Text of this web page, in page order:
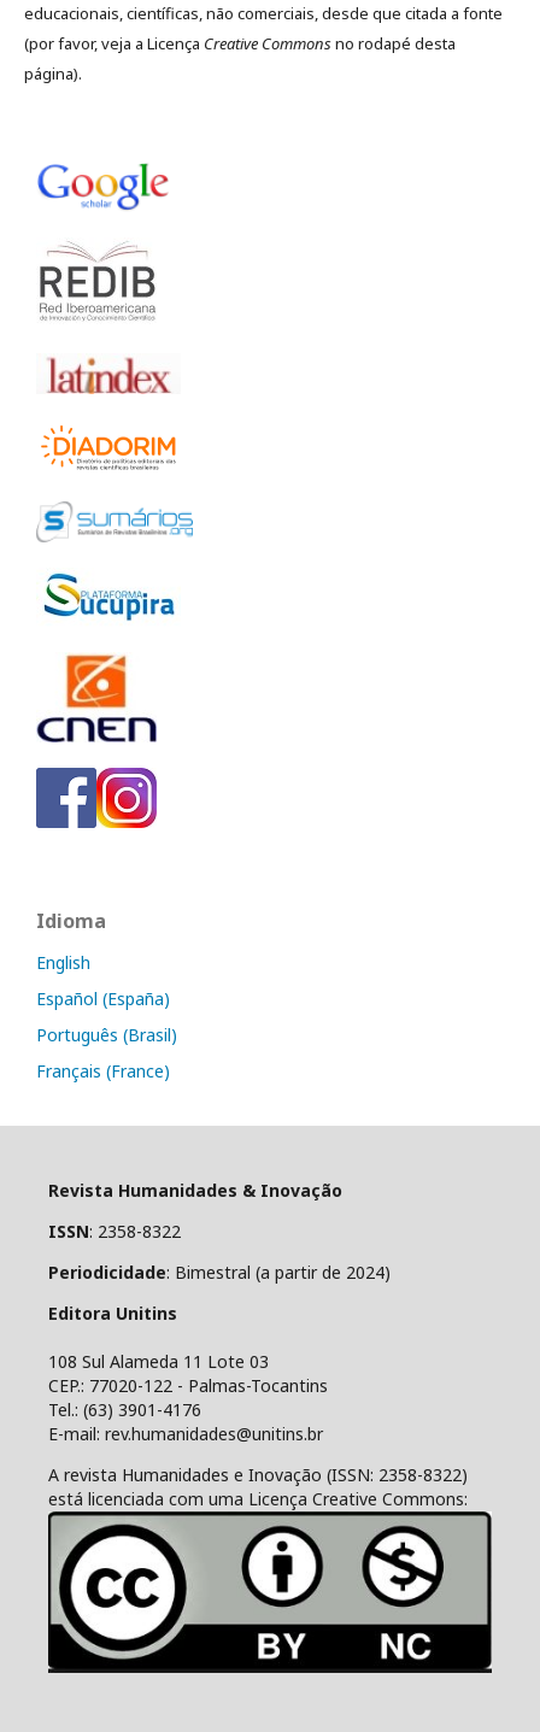
educacionais, científicas, não comerciais, desde que citada a fonte
(por favor, veja a Licença Creative Commonsno rodapé desta
página).
Idioma
English
Español (España)
Português (Brasil)
Français (France)
Revista Humanidades & Inovação
ISSN: 2358-8322
Periodicidade: Bimestral (a partir de 2024)
Editora Unitins
108 Sul Alameda 11 Lote 03
CEP.: 77020-122 - Palmas-Tocantins
Tel.: (63) 3901-4176
E-mail: rev.humanidades@unitins.br
A revista Humanidades e Inovação (ISSN: 2358-8322)
está licenciada com uma Licença Creative Commons: